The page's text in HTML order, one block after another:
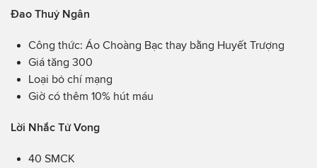
Đao Thuỷ Ngân
Công thức: Áo Choàng Bạc thay bằng Huyết Trượng
Giá tăng 300
Loại bỏ chí mạng
Giờ có thêm 10% hút máu
Lời Nhắc Tử Vong
40 SMCK